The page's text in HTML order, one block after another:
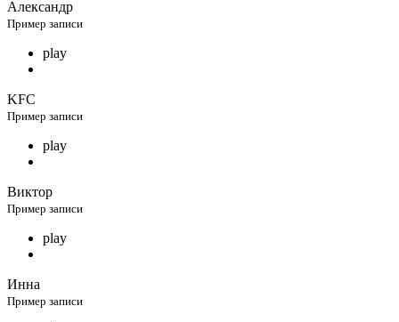
Александр
Пример записи
play
KFC
Пример записи
play
Виктор
Пример записи
play
Инна
Пример записи